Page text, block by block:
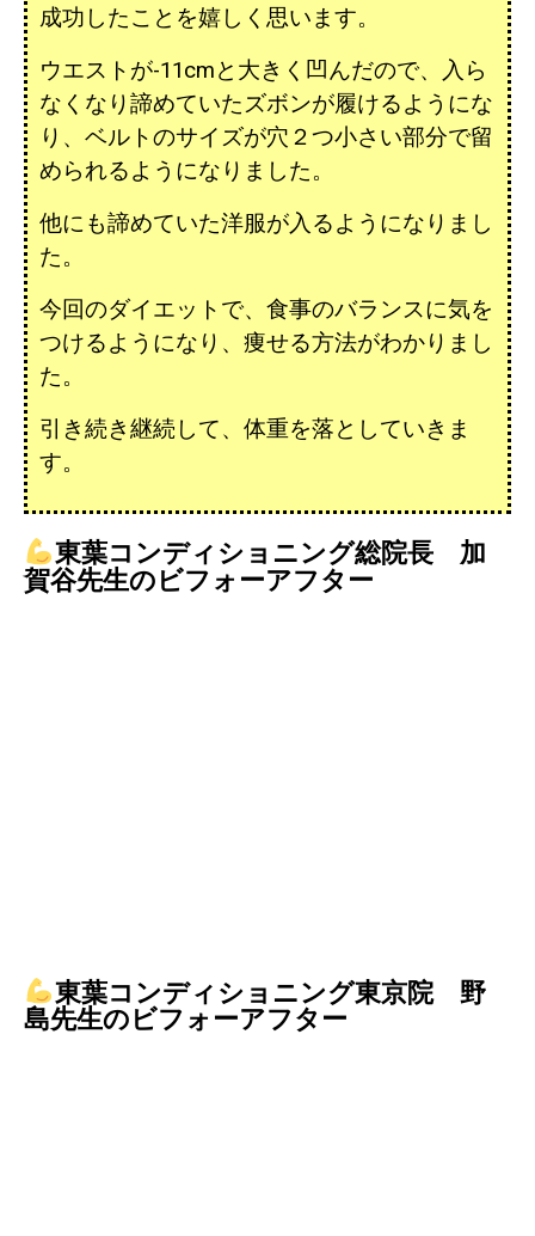
成功したことを嬉しく思います。
ウエストが-11cmと大きく凹んだので、入ら
なくなり諦めていたズボンが履けるようにな
り、ベルトのサイズが穴２つ小さい部分で留
められるようになりました。
他にも諦めていた洋服が入るようになりまし
た。
今回のダイエットで、食事のバランスに気を
つけるようになり、痩せる方法がわかりまし
た。
引き続き継続して、体重を落としていきま
す。
東葉コンディショニング総院長 加
賀谷先生のビフォーアフター
東葉コンディショニング東京院 野
島先生のビフォーアフター